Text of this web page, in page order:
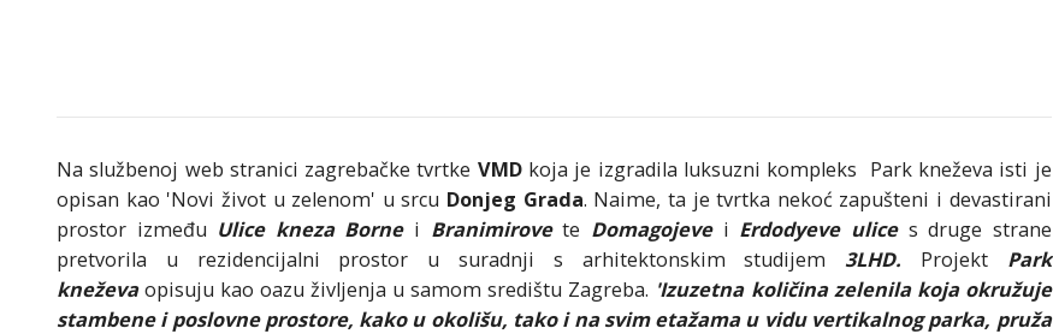
Na službenoj web stranici zagrebačke tvrtke VMDkoja je izgradila luksuzni kompleks Park kneževa isti je
opisan kao 'Novi život u zelenom' u srcu Donjeg Grada. Naime, ta je tvrtka nekoć zapušteni i devastirani
prostor između Ulice kneza Bornei Branimirovete Domagojeve i Erdodyeve ulice s druge strane
pretvorila u rezidencijalni prostor u suradnji s arhitektonskim studijem3LHD. ProjektPark
kneževaopisuju kao oazu življenja u samom središtu Zagreba. 'Izuzetna količina zelenila koja okružuje
stambene i poslovne prostore, kako u okolišu, tako i na svim etažama u vidu vertikalnog parka, pruža